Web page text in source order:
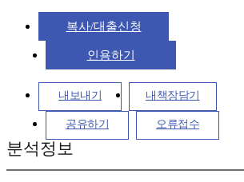
복사/대출신청
인용하기
내보내기 내책장담기
공유하기 오류접수
분석정보